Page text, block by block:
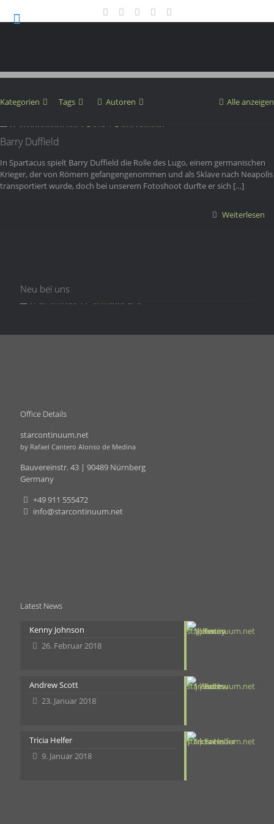
Kategorien Tags Autoren Alle anzeigen
Barry Duffield
In Spartacus spielt Barry Duffield die Rolle des Lugo, einem germanischen
Krieger, der von Römern gefangengenommen und als Sklave nach Neapolis
transportiert wurde, doch bei unserem Fotoshoot durfte er sich […]
Weiterlesen
Neu bei uns
Office Details
starcontinuum.net
by Rafael Cantero Alonso de Medina
Bauvereinstr. 43 | 90489 Nürnberg
Germany
+49 911 555472
info@starcontinuum.net
Latest News
Kenny Johnson
26. Februar 2018
Andrew Scott
23. Januar 2018
Tricia Helfer
9. Januar 2018